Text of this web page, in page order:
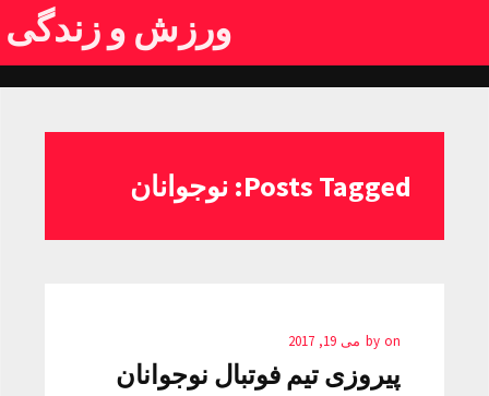
ورزش و زندگی
Posts Tagged: نوجوانان
by on می 19, 2017
پیروزی تیم فوتبال نوجوانان